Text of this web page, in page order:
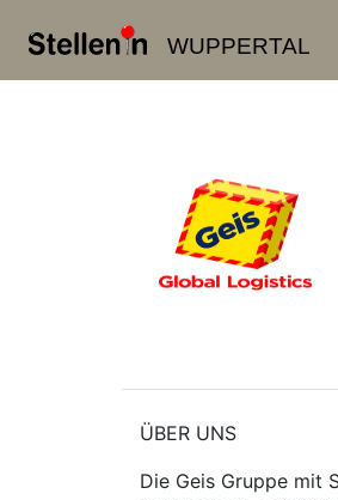
WUPPERTAL
ÜBER UNS
Die Geis Gruppe mit